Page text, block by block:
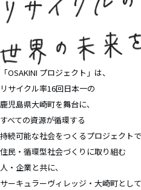
「OSAKINI プロジェクト」は、
リサイクル率16回⽇本⼀の
鹿児島県大崎町を舞台に、
すべての資源が循環する
持続可能な社会をつくるプロジェクトで
住民・循環型社会づくりに取り組む
人・企業と共に、
サーキュラーヴィレッジ・大崎町として